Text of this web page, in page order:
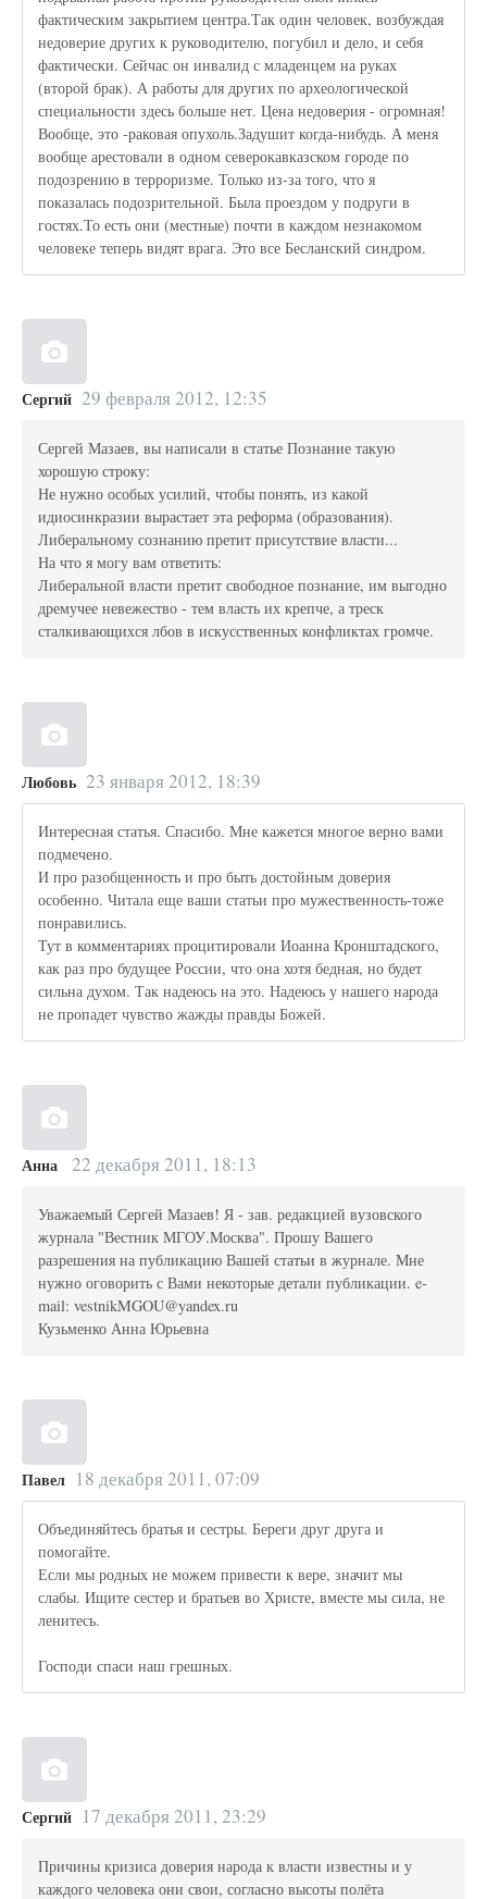
фактическим закрытием центра.Так один человек, возбуждая
недоверие других к руководителю, погубил и дело, и себя
фактически. Сейчас он инвалид с младенцем на руках
(второй брак). А работы для других по археологической
специальности здесь больше нет. Цена недоверия - огромная!
Вообще, это -раковая опухоль.Задушит когда-нибудь. А меня
вообще арестовали в одном северокавказском городе по
подозрению в терроризме. Только из-за того, что я
показалась подозрительной. Была проездом у подруги в
гостях.То есть они (местные) почти в каждом незнакомом
человеке теперь видят врага. Это все Бесланский синдром.
Сергий 29 февраля 2012, 12:35
Сергей Мазаев, вы написали в статье Познание такую
хорошую строку:
Не нужно особых усилий, чтобы понять, из какой
идиосинкразии вырастает эта реформа (образования).
Либеральному сознанию претит присутствие власти...
На что я могу вам ответить:
Либеральной власти претит свободное познание, им выгодно
дремучее невежество - тем власть их крепче, а треск
сталкивающихся лбов в искусственных конфликтах громче.
Любовь 23 января 2012, 18:39
Интересная статья. Спасибо. Мне кажется многое верно вами
подмечено.
И про разобщенность и про быть достойным доверия
особенно. Читала еще ваши статьи про мужественность-тоже
понравились.
Тут в комментариях процитировали Иоанна Кронштадского,
как раз про будущее России, что она хотя бедная, но будет
сильна духом. Так надеюсь на это. Надеюсь у нашего народа
не пропадет чувство жажды правды Божей.
Анна 22 декабря 2011, 18:13
Уважаемый Сергей Мазаев! Я - зав. редакцией вузовского
журнала "Вестник МГОУ.Москва". Прошу Вашего
разрешения на публикацию Вашей статьи в журнале. Мне
нужно оговорить с Вами некоторые детали публикации. e-
mail: vestnikMGOU@yandex.ru
Кузьменко Анна Юрьевна
Павел 18 декабря 2011, 07:09
Объединяйтесь братья и сестры. Береги друг друга и
помогайте.
Если мы родных не можем привести к вере, значит мы
слабы. Ищите сестер и братьев во Христе, вместе мы сила, не
ленитесь.
Господи спаси наш грешных.
Сергий 17 декабря 2011, 23:29
Причины кризиса доверия народа к власти известны и у
каждого человека они свои, согласно высоты полёта